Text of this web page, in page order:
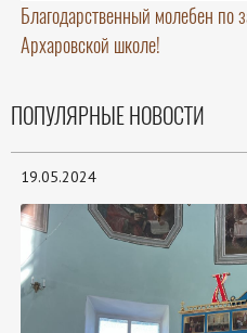
Благодарственный молебен по
Архаровской школе!
ПОПУЛЯРНЫЕ НОВОСТИ
19.05.2024